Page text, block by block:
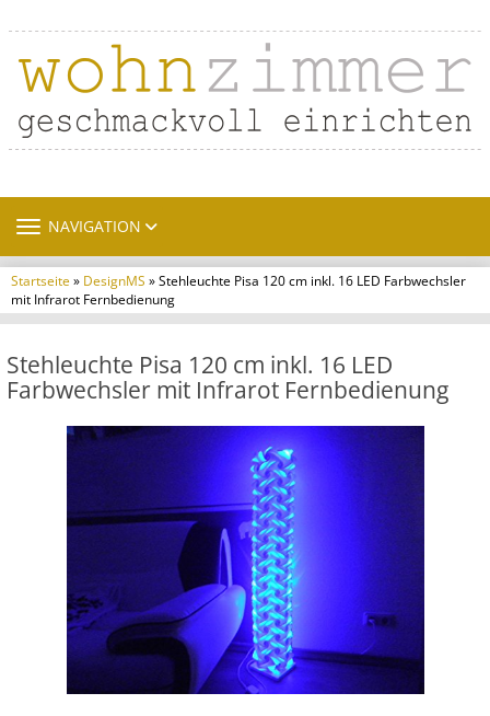
TOGGLE NAVIGATION
NAVIGATION
Startseite» DesignMS » Stehleuchte Pisa 120 cm inkl. 16 LED Farbwechsler
mit Infrarot Fernbedienung
Stehleuchte Pisa 120 cm inkl. 16 LED
Farbwechsler mit Infrarot Fernbedienung